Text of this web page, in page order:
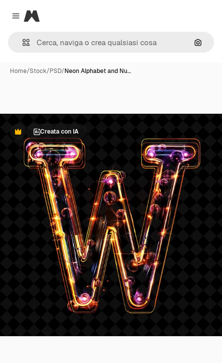
Close menu
Magnific
Cerca
Home/Stock/PSD/Neon Alphabet and Nu…
PremiumCreata con IA